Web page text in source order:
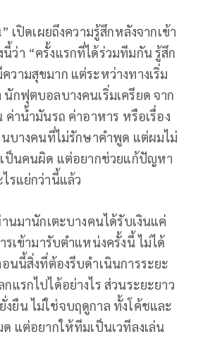
เปิดเผยถึงความรู้สึกหลังจากเข้า
ว่า “ครั้งแรกที่ได้ร่วมทีมกัน รู้สึก
ามสุขมาก แต่ระหว่างทางเริ่ม
กฟุตบอลบางคนเริ่มเครียด จาก
ค่าน้ำมันรถ ค่าอาหาร หรือเรื่อง
บางคนที่ไม่รักษาคำพูด แต่ผมไม่
เป็นคนผิด แต่อยากช่วยแก้ปัญหา
รแย่กว่านี้แล้ว
นมานักเตะบางคนได้รับเงินแค่
เข้ามารับตำแหน่งครั้งนี้ ไม่ได้
นนี้สิ่งที่ต้องรีบดำเนินการระยะ
แรกไปได้อย่างไร ส่วนระยะยาว
ยืน ไม่ใช่จบฤดูกาล ทั้งโค้ชและ
แต่อยากให้ทีมเป็นเวทีลงเล่น